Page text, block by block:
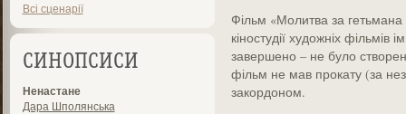
Всі сценарії
СИНОПСИСИ
Ненастане
Дара Шполянська
Фільм «Молитва за
кіностудії художніх фільмів
завершено – не було
фільм не мав прокату (за
закордоном.